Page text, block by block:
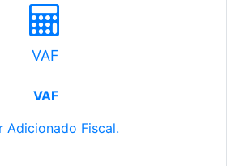
VAF
VAF
Adicionado Fiscal.